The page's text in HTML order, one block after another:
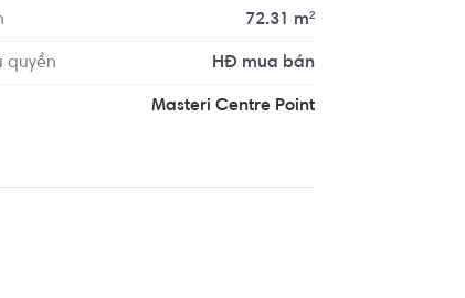
72.31 m²
quyền HĐ mua bán
Masteri Centre Point